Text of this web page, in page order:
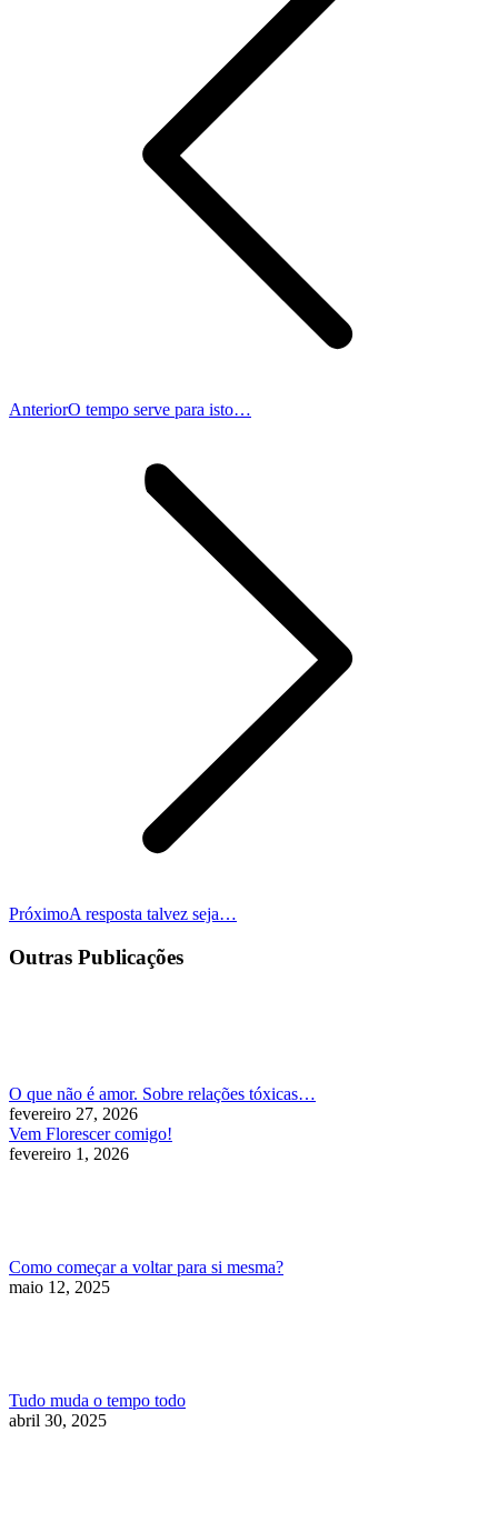
AnteriorPublicação
O tempo serve para isto…
PróximoPróximo
A resposta talvez seja…
Outras Publicações
O que não é amor. Sobre relações tóxicas…
fevereiro 27, 2026
Vem Florescer comigo!
fevereiro 1, 2026
Como começar a voltar para si mesma?
maio 12, 2025
Tudo muda o tempo todo
abril 30, 2025